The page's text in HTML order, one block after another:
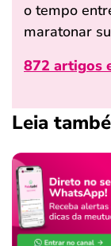
o tempo
maratonar
872 artigos
Leia